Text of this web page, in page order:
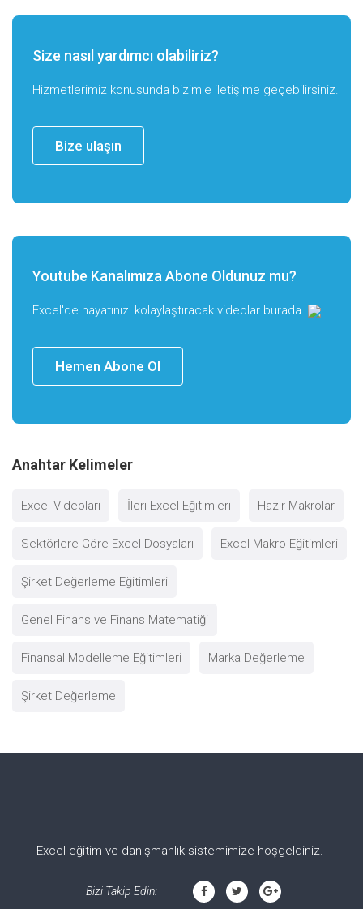
Size nasıl yardımcı olabiliriz?
Hizmetlerimiz konusunda bizimle iletişime geçebilirsiniz.
Bize ulaşın
Youtube Kanalımıza Abone Oldunuz mu?
Excel'de hayatınızı kolaylaştıracak videolar burada.
Hemen Abone Ol
Anahtar Kelimeler
Excel Videoları İleri Excel Eğitimleri Hazır Makrolar
Sektörlere Göre Excel Dosyaları Excel Makro Eğitimleri
Şirket Değerleme Eğitimleri
Genel Finans ve Finans Matematiği
Finansal Modelleme Eğitimleri Marka Değerleme
Şirket Değerleme
Excel eğitim ve danışmanlık sistemimize hoşgeldiniz.
Bizi Takip Edin: